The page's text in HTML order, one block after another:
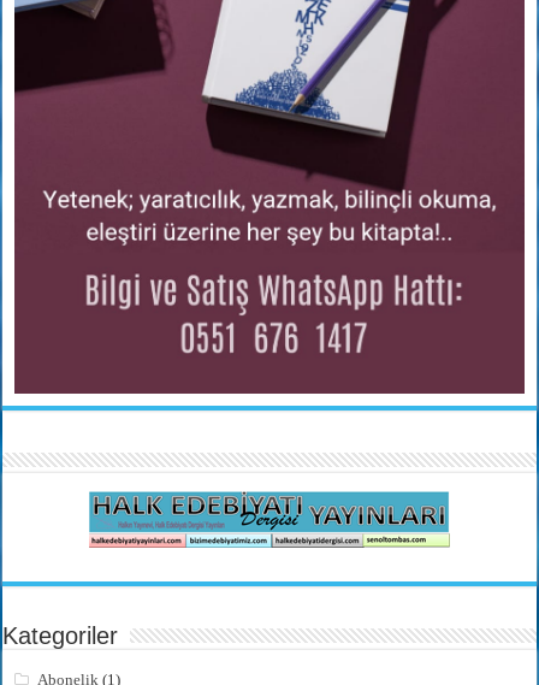
Kategoriler
Abonelik (1)